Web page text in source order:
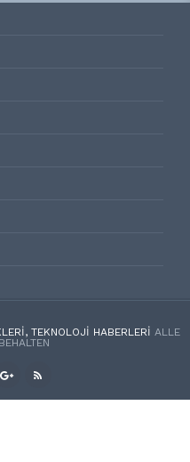
TEKNOLOJI HABERLERI ALLE